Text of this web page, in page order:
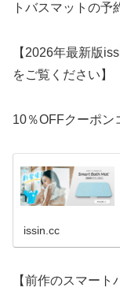
トバスマットの予
【2026年最新版
をご覧ください】
10％OFFクーポン
issin.cc
【前作のスマー